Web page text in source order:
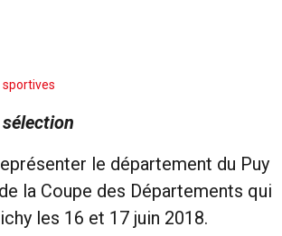
le département du Puy
la Coupe des Départements qui
les 16 et 17 juin 2018.